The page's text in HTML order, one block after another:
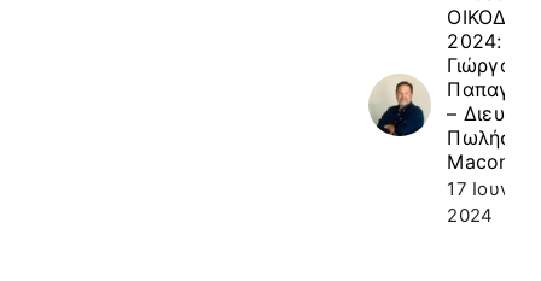
2024: κ.
Γιώργος
–
Macon
17
2024